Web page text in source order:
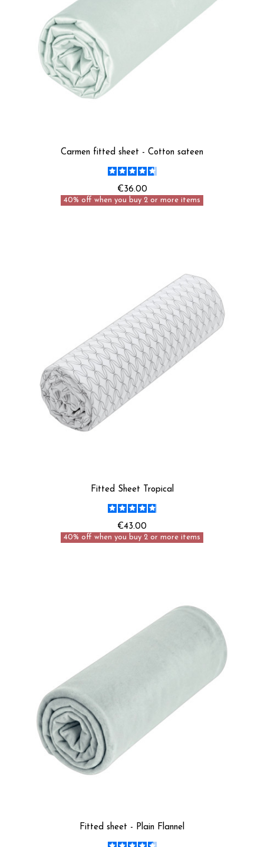
Carmen fitted sheet - Cotton sateen
€36.00
40% off when you buy 2 or more items
Fitted Sheet Tropical
€43.00
40% off when you buy 2 or more items
Fitted sheet - Plain Flannel